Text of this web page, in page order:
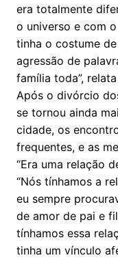
era totalmente
o universo e com
tinha o costume
agressão de
família toda”,
Após o divórcio
se tornou ainda
cidade, os
frequentes, e as
“Era uma relação
“Nós tínhamos a
eu sempre
de amor de pai e
tínhamos essa
tinha um vínculo